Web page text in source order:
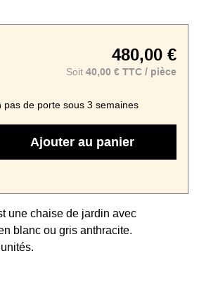
480,00 €
Soit 40,00 € TTC / pièce
pas de porte sous 3 semaines
Ajouter au panier
une chaise de jardin avec
blanc ou gris anthracite.
aux